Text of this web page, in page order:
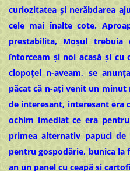
curiozitatea și nerăbdarea
cele mai înalte cote.
prestabilita, Moșul trebuia
întorceam și noi acasă și cu
clopoțel n-aveam, se
păcat că n-ați venit un minut
de interesant, interesant era
ochim imediat ce era
primea alternativ papuci de
pentru gospodărie, bunica la
an un panel cu ceapă și